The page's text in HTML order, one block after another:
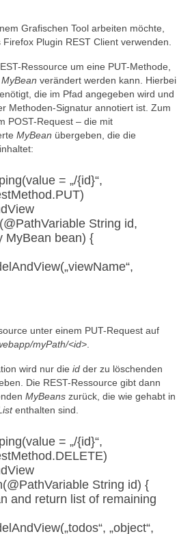
Grafischen Tool arbeiten möchte,
Plugin REST Client verwenden.
Ressource um eine PUT-Methode,
MyBean verändert werden kann. Hierbei
die im Pfad angegeben wird und
Methoden-Signatur annotiert ist. Zum
POST-Request – die mit
MyBean übergeben, die die
= „/{id}“,
String id,
MyBean bean) {
unter einem PUT-Request auf
myPath/<id>
wird nur die id der zu löschenden
Die REST-Ressource gibt dann
MyBeans zurück, die wie gehabt in
enthalten sind.
= „/{id}“,
String id) {
and return list of remaining
„object“,